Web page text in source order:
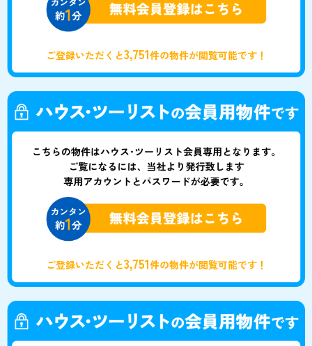
ご登録いただくと3,751件の物件が閲覧可能です！
ご登録いただくと3,751件の物件が閲覧可能です！